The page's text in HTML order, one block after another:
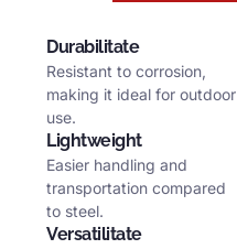
Durabilitate
Resistant to corrosion,
making it ideal for outdoor
use.
Lightweight
Easier handling and
transportation compared
to steel.
Versatilitate